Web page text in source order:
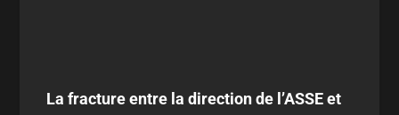
La fracture entre la direction de l’ASSE et